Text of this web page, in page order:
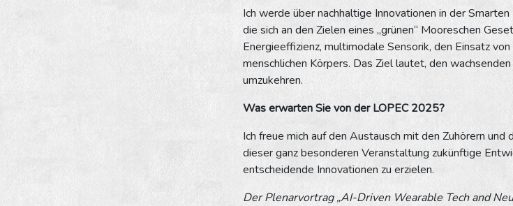
Ich werde über nachhaltige Innovationen in der
die sich an den Zielen eines „grünen“ Mooreschen
Energieeffizienz, multimodale Sensorik, den Einsatz
menschlichen Körpers. Das Ziel lautet, den
umzukehren.
Was erwarten Sie von der LOPEC 2025?
Ich freue mich auf den Austausch mit den Zuhörern
dieser ganz besonderen Veranstaltung zukünftige
entscheidende Innovationen zu erzielen.
Der Plenarvortrag „AI-Driven Wearable Tech and